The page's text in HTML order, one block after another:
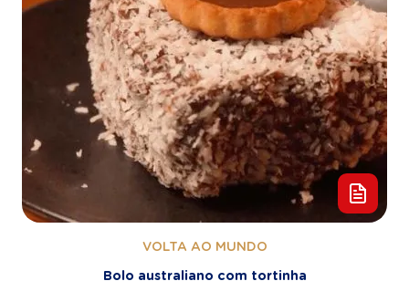
VOLTA AO MUNDO
Bolo australiano com tortinha